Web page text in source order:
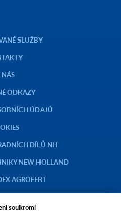
SLUŽBY
ODKAZY
ÚDAJŮ
DÍLŮ NH
NEW HOLLAND
AGROFERT
soukromí